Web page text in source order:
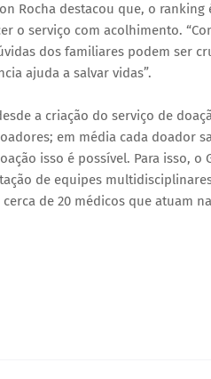
Rocha destacou que, o
o serviço com acolhimento.
dos familiares podem ser
ajuda a salvar vidas”.
a criação do serviço de
em média cada doador
isso é possível. Para isso,
de equipes
de 20 médicos que atuam